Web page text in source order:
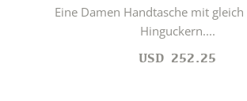
Eine Damen Handtasche mit
Hinguckern....
USD 252.25